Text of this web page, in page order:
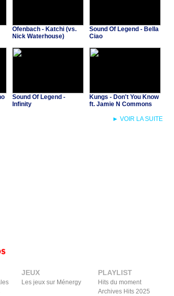
Ofenbach - Katchi (vs.
Nick Waterhouse)
Sound Of Legend - Bella
Ciao
Sound Of Legend -
Infinity
Kungs - Don't You Know
ft. Jamie N Commons
► VOIR LA SUITE
JEUX
Les jeux sur Ménergy
PLAYLIST
Hits du moment
Archives Hits 2025